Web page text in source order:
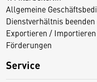
Allgemeine
Dienstverhältnis beenden
Exportieren / Importieren
Förderungen
Service